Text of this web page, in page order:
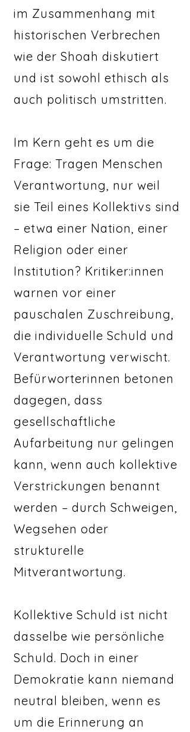
im Zusammenhang mit
historischen Verbrechen
wie der Shoah diskutiert
und ist sowohl ethisch als
auch politisch umstritten.
Im Kern geht es um die
Frage: Tragen Menschen
Verantwortung, nur weil
sie Teil eines Kollektivs sind
– etwa einer Nation, einer
Religion oder einer
Institution? Kritiker:innen
warnen vor einer
pauschalen Zuschreibung,
die individuelle Schuld und
Verantwortung verwischt.
Befürworterinnen betonen
dagegen, dass
gesellschaftliche
Aufarbeitung nur gelingen
kann, wenn auch kollektive
Verstrickungen benannt
werden – durch Schweigen,
Wegsehen oder
strukturelle
Mitverantwortung.
Kollektive Schuld ist nicht
dasselbe wie persönliche
Schuld. Doch in einer
Demokratie kann niemand
neutral bleiben, wenn es
um die Erinnerung an